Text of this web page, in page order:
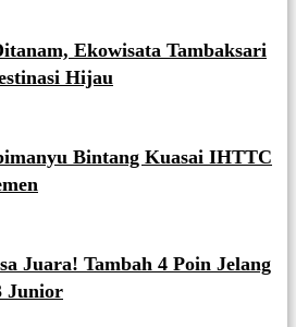
Ekowisata Tambaksari
Hijau
Bintang Kuasai IHTTC
Juara! Tambah 4 Poin Jelang
Junior